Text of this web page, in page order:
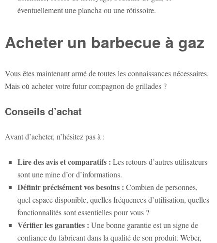
éventuellement une plancha ou une rôtissoire.
Acheter un barbecue à gaz
Vous êtes maintenant armé de toutes les connaissances nécessaires.
Mais où acheter votre futur compagnon de grillades ?
Conseils d’achat
Avant d’acheter, n’hésitez pas à :
Lire des avis et comparatifs : Les retours d’autres utilisateurs
sont une mine d’or d’informations.
Définir précisément vos besoins : Combien de personnes,
quel espace disponible, quelles fréquences d’utilisation, quelles
fonctionnalités sont essentielles pour vous ?
Vérifier les garanties : Une bonne garantie est un signe de
confiance du fabricant dans la qualité de son produit. Weber,